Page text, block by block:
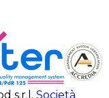
s.r.l. Società